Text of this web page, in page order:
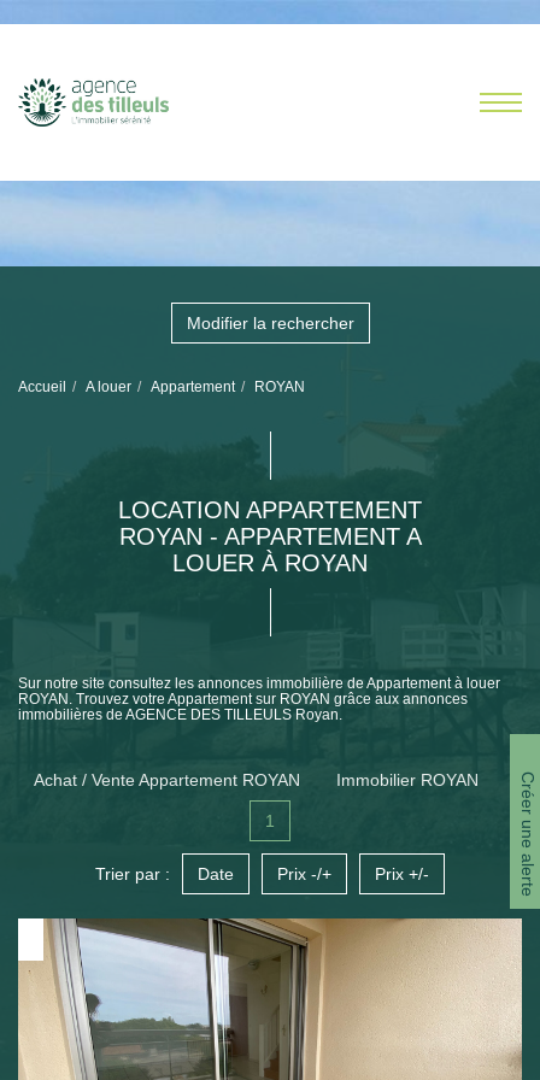
Modifier la rechercher
Accueil A louer Appartement ROYAN
LOCATION APPARTEMENT
ROYAN - APPARTEMENT A
LOUER À ROYAN
Sur notre site consultez les annonces immobilière de Appartement à louer
ROYAN. Trouvez votre Appartement sur ROYAN grâce aux annonces
immobilières de AGENCE DES TILLEULS Royan.
Achat / Vente Appartement ROYAN Immobilier ROYAN Créer une alerte
1
Trier par : Date Prix -/+ Prix +/-